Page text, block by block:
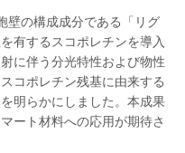
の構成成分である「リグ
有するスコポレチンを導入
に伴う分光特性および物性
コポレチン残基に由来する
明らかにしました。本成果
ート材料への応用が期待さ